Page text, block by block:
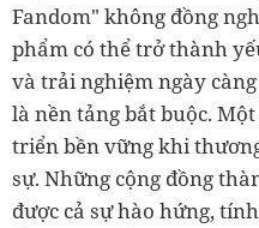
Fandom" không đồng
phẩm có thể trở thành
và trải nghiệm ngày
là nền tảng bắt buộc.
triển bền vững khi
sự. Những cộng đồng
được cả sự hào hứng,